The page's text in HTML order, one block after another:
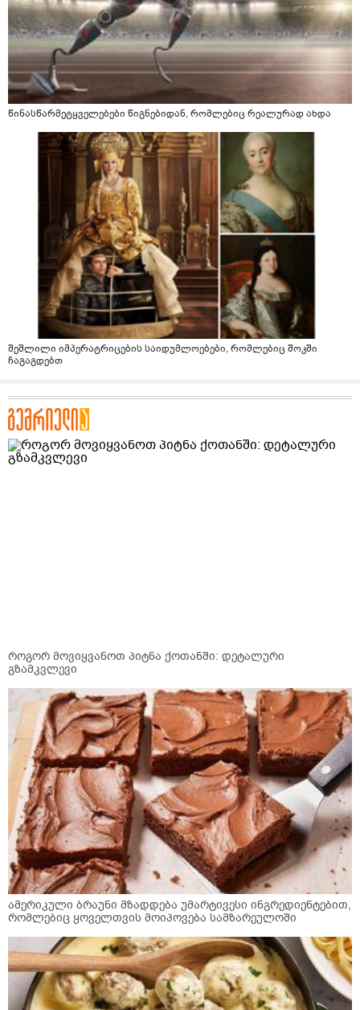
წინასწარმეტყველებები წიგნებიდან, რომლებიც რეალურად ახდა
შეშლილი იმპერატრიცების საიდუმლოებები, რომლებიც შოკში
ჩაგაგდებთ
როგორ მოვიყვანოთ პიტნა ქოთანში: დეტალური
გზამკვლევი
ამერიკული ბრაუნი მზადდება უმარტივესი ინგრედიენტებით,
რომლებიც ყოველთვის მოიპოვება სამზარეულოში